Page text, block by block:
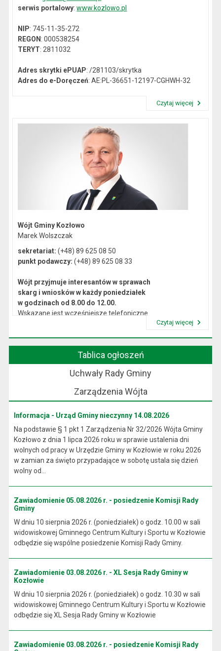
serwis portalowy:www.kozlowo.pl
NIP: 745-11-35-272
REGON: 000538254
TERYT: 2811032
Adres skrytki ePUAP: /281103/skrytka
Adres do e-Doręczeń: AE:PL-36651-12197-CGHWH-32
Czytaj więcej
Wójt Gminy Kozłowo
Marek Wolszczak
sekretariat: (+48) 89 625 08 50
punkt podawczy: (+48) 89 625 08 33
Wójt przyjmuje interesantów w sprawach
skarg i wniosków w każdy poniedziałek
w godzinach od 8.00 do 12.00.
Wskazane jest wcześniejsze telefoniczne
Czytaj więcej
Tablica ogłoszeń
Uchwały Rady Gminy
Zarządzenia Wójta
Informacja - Urząd Gminy nieczynny 14.08.2026
Na podstawie § 1 pkt 1 Zarządzenia Nr 32/2026 Wójta Gminy
Kozłowo z dnia 1 lipca 2026 roku w sprawie ustalenia dni
wolnych od pracy w Urzędzie Gminy w Kozłowie w roku 2026
w zamian za święto przypadające w sobotę ustala się dzień
wolny od...
Zawiadomienie 05.08.2026 r. - posiedzenie Komisji Rady
Gminy
W dniu 10 sierpnia 2026 r. (poniedziałek) o godz. 10.00 w sali
widowiskowej Gminnego Centrum Kultury i Sportu w Kozłowie
odbędzie się wspólne posiedzenie Komisji Rady Gminy.
Zawiadomienie 03.08.2026 r. - XL Sesja Rady Gminy w
Kozłowie
W dniu 10 sierpnia 2026 r. (poniedziałek) o godz. 10.30 w sali
widowiskowej Gminnego Centrum Kultury i Sportu w Kozłowie
odbędzie się XL Sesja Rady Gminy w Kozłowie
Zawiadomienie 03.08.2026 r. - posiedzenie Komisji Rady